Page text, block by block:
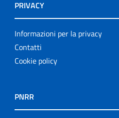
PRIVACY
Informazioni per la privacy
Contatti
Cookie policy
PNRR